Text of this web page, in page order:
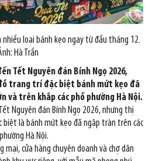
nhiều loại bánh kẹo ngay từ đầu tháng 12.
Hà Trần
Tết Nguyên đán Bính Ngọ 2026,
trang trí đặc biệt bánh mứt kẹo đã
và trên khắp các phố phường Hà Nội.
Nguyên đán Bính Ngọ 2026, nhưng thị
biệt là bánh mứt kẹo đã ngập tràn trên các
Hà Nội.
cửa hàng chuyên doanh và chợ dân